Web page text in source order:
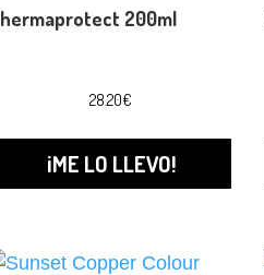
200ml
28.20€
¡ME LO LLEVO!